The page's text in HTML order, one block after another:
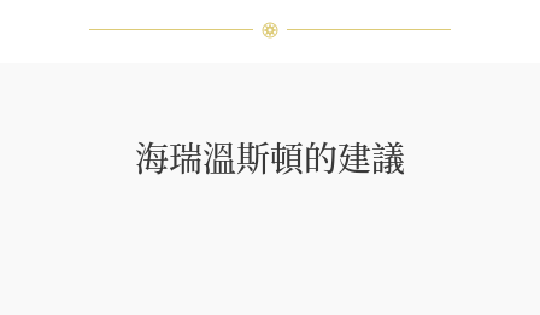
海瑞溫斯頓的建議